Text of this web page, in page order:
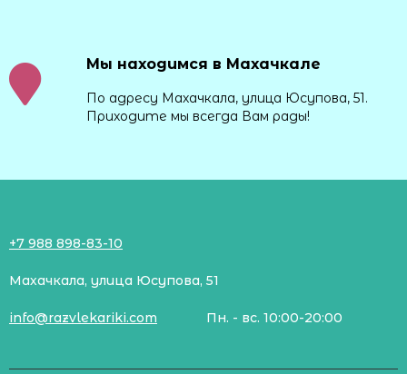
Мы находимся в Махачкале
По адресу Махачкала, улица Юсупова, 51.
Приходите мы всегда Вам рады!
+7 988 898-83-10
Махачкала, улица Юсупова, 51
info@razvlekariki.com Пн. - вс. 10:00-20:00